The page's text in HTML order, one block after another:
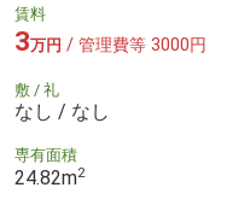
賃料
3万円 / 管理費等 3000円
敷 / 礼
なし / なし
専有面積
24.82m2